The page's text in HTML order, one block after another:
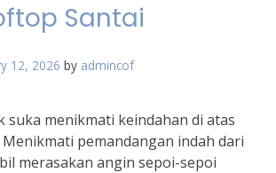
Santai
12, 2026 by admincof
suka menikmati keindahan di atas
pemandangan indah dari
merasakan angin sepoi-sepoi